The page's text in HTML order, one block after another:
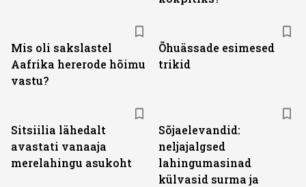
Mis oli sakslastel
Aafrika hererode hõimu
vastu?
Õhuässade esimesed
trikid
Sitsiilia lähedalt
avastati vanaaja
merelahingu asukoht
Sõjaelevandid:
neljajalgsed
lahingumasinad
külvasid surma ja